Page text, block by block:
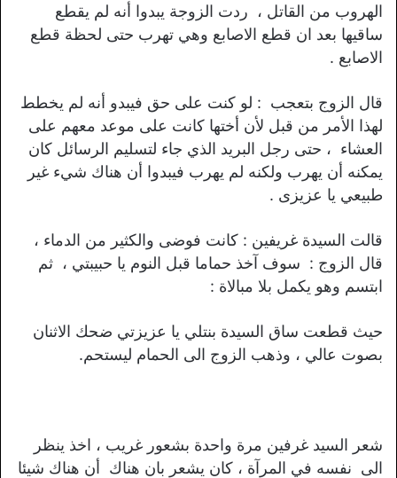
الهروب من القاتل ، ردت الزوجة يبدوا أنه لم يقطع
ساقيها بعد ان قطع الاصابع وهي تهرب حتى لحظة قطع
الاصابع .
قال الزوج بتعجب : لو كنت على حق فيبدو أنه لم يخطط
لهذا الأمر من قبل لأن أختها كانت على موعد معهم على
العشاء ، حتى رجل البريد الذي جاء لتسليم الرسائل كان
يمكنه أن يهرب ولكنه لم يهرب فيبدوا أن هناك شيء غير
طبيعي يا عزيزى .
قالت السيدة غريفين : كانت فوضى والكثير من الدماء ،
قال الزوج : سوف آخذ حماما قبل النوم يا حبيبتي ، ثم
ابتسم وهو يكمل بلا مبالاة :
حيث قطعت ساق السيدة بنتلي يا عزيزتي ضحك الاثنان
بصوت عالي ، وذهب الزوج الى الحمام ليستحم.
شعر السيد غرفين مرة واحدة بشعور غريب ، اخذ ينظر
الى نفسه في المرآة ، كان يشعر بان هناك أن هناك شيئا